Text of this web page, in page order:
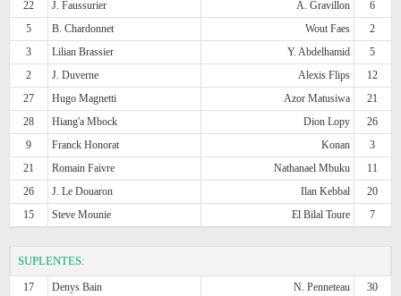
22
J. Faussurier A. Gravillon
6
5
B. Chardonnet Wout Faes
2
3
Lilian Brassier Y. Abdelhamid
5
2
J. Duverne Alexis Flips
12
27
Hugo Magnetti Azor Matusiwa
21
28
Hiang'a Mbock Dion Lopy
26
9
Franck Honorat Konan
3
21
Romain Faivre Nathanael Mbuku
11
26
J. Le Douaron Ilan Kebbal
20
15
Steve Mounie El Bilal Toure 7
SUPLENTES:
17 Denys Bain N. Penneteau
30